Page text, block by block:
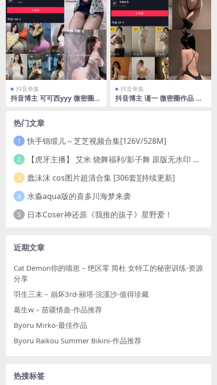
抖音单集
抖音博主 可可西yyy 微密圈作
抖音单集
抖音博主 谨一 微密圈作品 N
热门文章
1 快手锦缎儿～芝芝视频合集[126V/528M]
2 【虎牙主播】 艾米 烧舞福利/影子舞 原版无水印 （1v/130m）
3 蠢沫沫 cos图片超清合集 [306套][持续更新]
4 水淼aqua版的喜多川海梦来袭
5 日本Coser神还原《我推的孩子》星野爱！
近期文章
Cat Demon你的喵崽 – 绝区零 简杜 女特工的秘密训练-资源
分享
羽生三未 – 崩坏3rd-丽塔·浣溪沙-值得珍藏
葛生w – 苗疆情蛊-作品推荐
Byoru Mirko-最佳作品
Byoru Raikou Summer Bikini-作品推荐
热搜标签